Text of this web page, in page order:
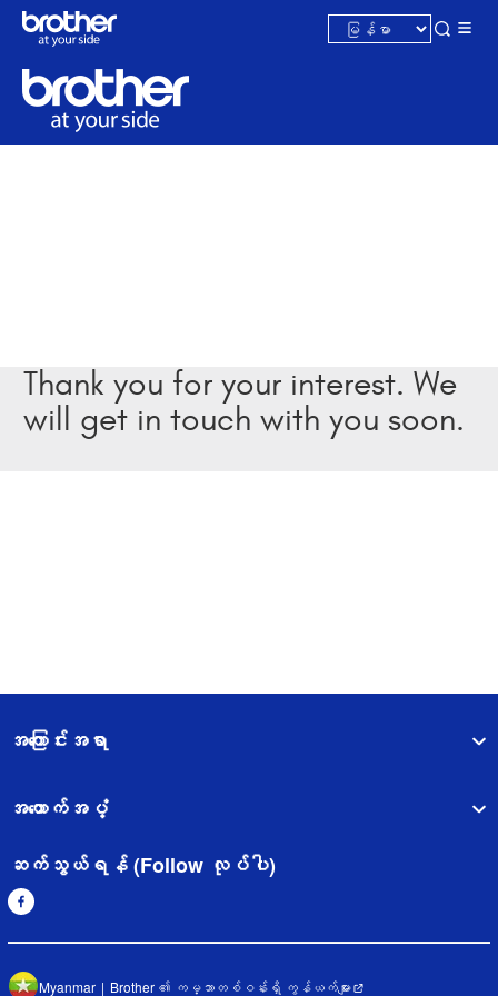
Thank you for your interest. We
will get in touch with you soon.
အကြောင်းအရာ
အထောက်အပံ့
ဆက်သွယ်ရန် (Follow လုပ်ပါ)
Myanmar Brother ၏ ကမ္ဘာတစ်ဝန်းရှိ ကွန်ယက်များ